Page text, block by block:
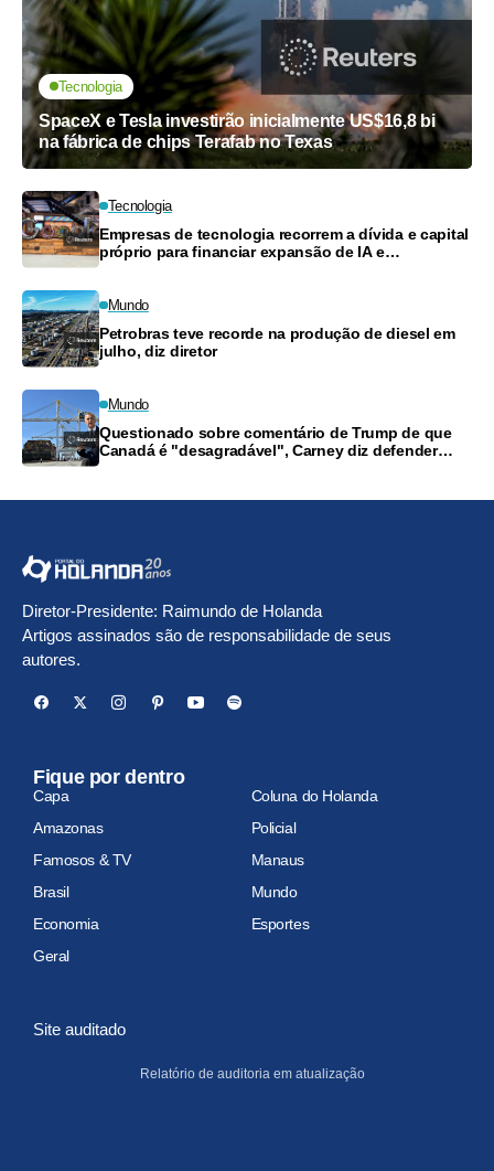
Tecnologia
SpaceX e Tesla investirão inicialmente US$16,8 bi
na fábrica de chips Terafab no Texas
Tecnologia
Empresas de tecnologia recorrem a dívida e capital
próprio para financiar expansão de IA e
Mundo
Petrobras teve recorde na produção de diesel em
julho, diz diretor
Mundo
Questionado sobre comentário de Trump de que
Canadá é "desagradável", Carney diz defender
Diretor-Presidente: Raimundo de Holanda
Artigos assinados são de responsabilidade de seus
autores.
Fique por dentro
Capa
Coluna do Holanda
Amazonas
Policial
Famosos & TV
Manaus
Brasil
Mundo
Economia
Esportes
Geral
Site auditado
Relatório de auditoria em atualização